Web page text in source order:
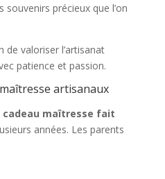
souvenirs précieux que l’on
de valoriser l’artisanat
patience et passion.
artisanaux
cadeau maîtresse fait
années. Les parents